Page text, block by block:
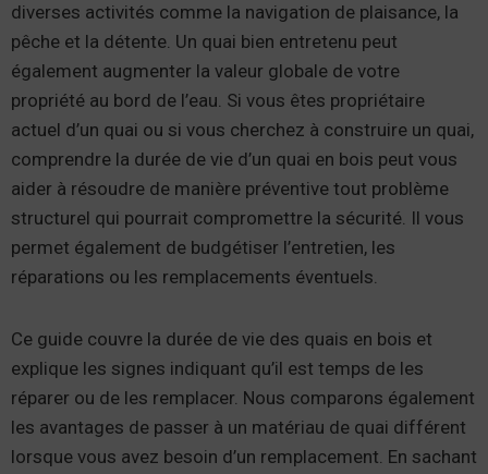
diverses activités comme la navigation de plaisance, la
pêche et la détente. Un quai bien entretenu peut
également augmenter la valeur globale de votre
propriété au bord de l’eau. Si vous êtes propriétaire
actuel d’un quai ou si vous cherchez à construire un quai,
comprendre la durée de vie d’un quai en bois peut vous
aider à résoudre de manière préventive tout problème
structurel qui pourrait compromettre la sécurité. Il vous
permet également de budgétiser l’entretien, les
réparations ou les remplacements éventuels.
Ce guide couvre la durée de vie des quais en bois et
explique les signes indiquant qu’il est temps de les
réparer ou de les remplacer. Nous comparons également
les avantages de passer à un matériau de quai différent
lorsque vous avez besoin d’un remplacement. En sachant